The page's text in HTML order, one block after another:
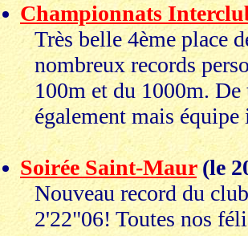
Championnats
Très belle 4ème place
nombreux records
100m et du 1000m.
également mais
Soirée Saint-Maur(le
Nouveau record du
2'22"06! Toutes nos